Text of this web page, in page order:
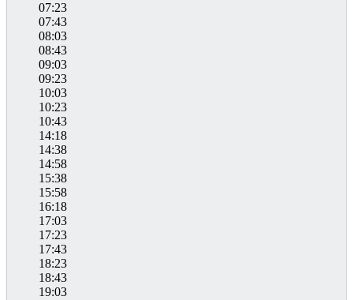
07:23
07:43
08:03
08:43
09:03
09:23
10:03
10:23
10:43
14:18
14:38
14:58
15:38
15:58
16:18
17:03
17:23
17:43
18:23
18:43
19:03